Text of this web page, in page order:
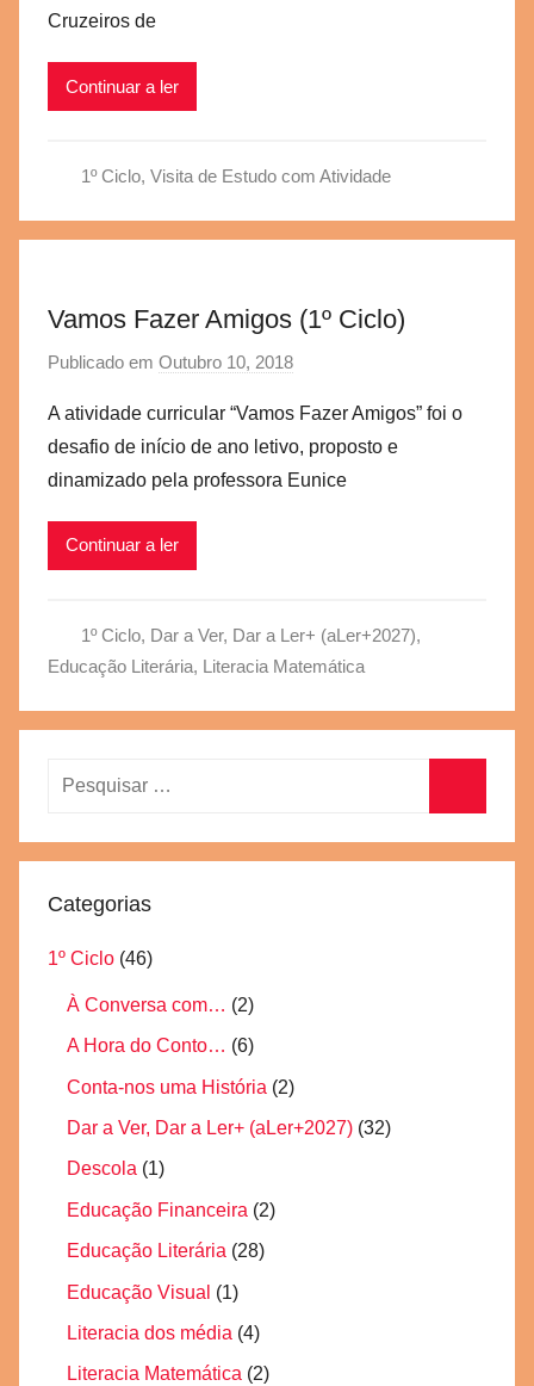
c
Cruzeiros de
Continuar a ler
1º Ciclo, Visita de Estudo com Atividade
Vamos Fazer Amigos (1º Ciclo)
Publicado em Outubro 10, 2018
r
a
e
c
A atividade curricular “Vamos Fazer Amigos” foi o
desafio de início de ano letivo, proposto e
dinamizado pela professora Eunice
Continuar a ler
1º Ciclo, Dar a Ver, Dar a Ler+ (aLer+2027),
Educação Literária, Literacia Matemática
Pesquisar
Categorias
1º Ciclo (46)
À Conversa com… (2)
A Hora do Conto… (6)
Conta-nos uma História (2)
Dar a Ver, Dar a Ler+ (aLer+2027) (32)
Descola (1)
Educação Financeira (2)
Educação Literária (28)
Educação Visual (1)
Literacia dos média (4)
Literacia Matemática (2)